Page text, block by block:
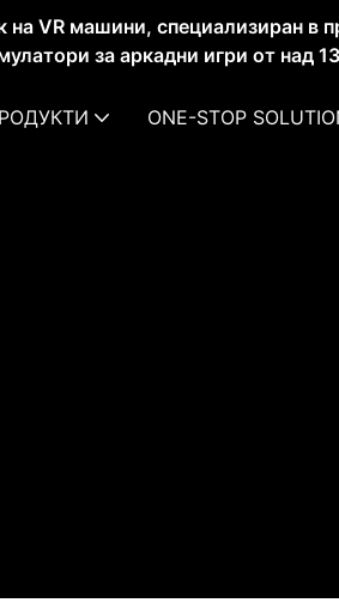
на VR машини, специализиран в
за аркадни игри от над
ONE-STOP